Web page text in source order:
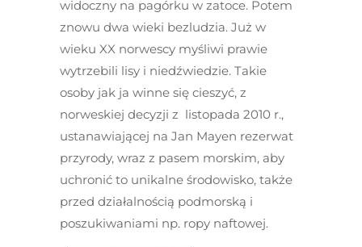
widoczny na pagórku w zatoce. Potem
znowu dwa wieki bezludzia. Już w
wieku XX norwescy myśliwi prawie
wytrzebili lisy i niedźwiedzie. Takie
osoby jak ja winne się cieszyć, z
norweskiej decyzji z listopada 2010 r.,
ustanawiającej na Jan Mayen rezerwat
przyrody, wraz z pasem morskim, aby
uchronić to unikalne środowisko, także
przed działalnością podmorską i
poszukiwaniami np. ropy naftowej.